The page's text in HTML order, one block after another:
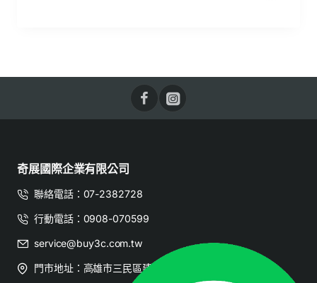
奇展國際企業有限公司
聯絡電話：07-2382728
行動電話：0908-070599
service@buy3c.com.tw
門市地址：高雄市三民區建國二路126號